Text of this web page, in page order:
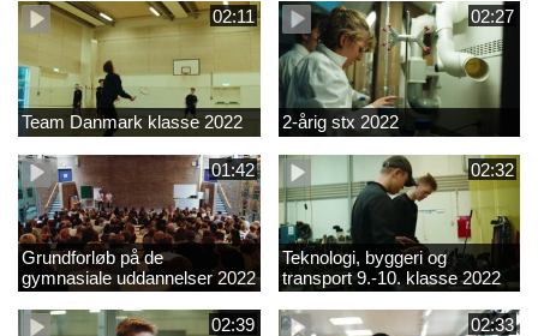
02:11
Team Danmark klasse 2022
02:27
2-årig stx 2022
01:42
Grundforløb på de
gymnasiale uddannelser 2022
02:32
Teknologi, byggeri og
transport 9.-10. klasse 2022
02:39 02:33